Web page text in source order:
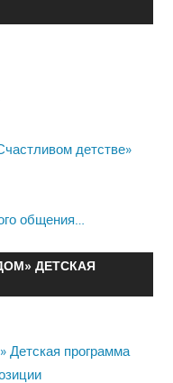
детстве»
общения…
ДЕТСКАЯ
Детская программа